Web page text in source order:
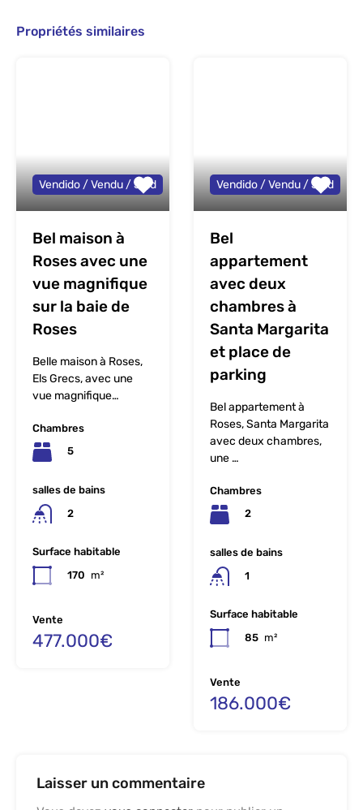
Propriétés similaires
Vendido / Vendu / Sold
Bel maison à
Roses avec une
vue magnifique
sur la baie de
Roses
Belle maison à Roses,
Els Grecs, avec une
vue magnifique…
Chambres
5
salles de bains
2
Surface habitable
170 m²
Vente
477.000€
Vendido / Vendu / Sold
Bel
appartement
avec deux
chambres à
Santa Margarita
et place de
parking
Bel appartement à
Roses, Santa Margarita
avec deux chambres,
une …
Chambres
2
salles de bains
1
Surface habitable
85 m²
Vente
186.000€
Laisser un commentaire